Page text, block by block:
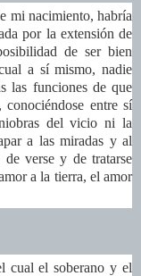
mi nacimiento, habría
por la extensión de
de ser bien
a sí mismo, nadie
las funciones de que
entre sí
del vicio ni la
a las miradas y al
verse y de tratarse
a la tierra, el amor
cual el soberano y el